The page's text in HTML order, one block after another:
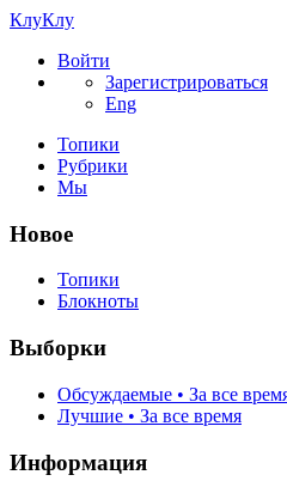
КлуКлу
Войти
Зарегистрироваться
Eng
Топики
Рубрики
Мы
Новое
Топики
Блокноты
Выборки
Обсуждаемые • За все
Лучшие • За все время
Информация